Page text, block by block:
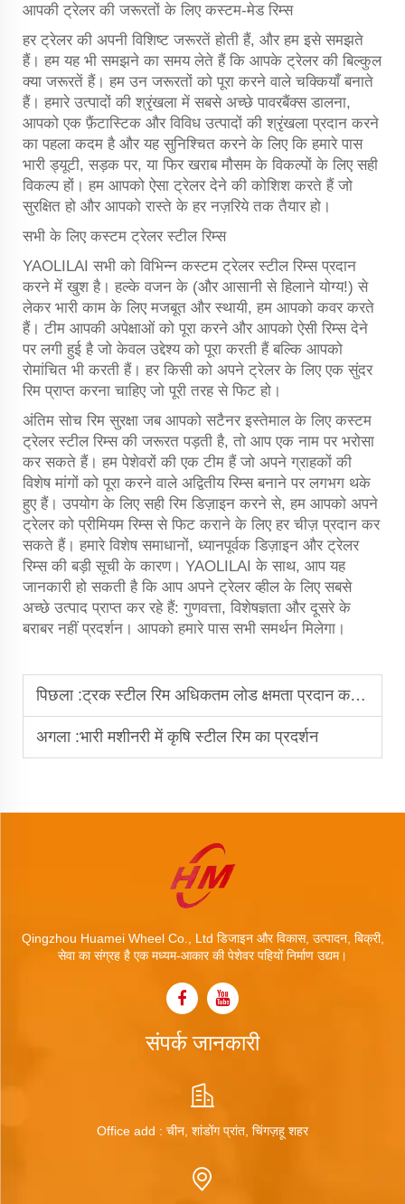
आपकी ट्रेलर की जरूरतों के लिए कस्टम-मेड रिम्स
हर ट्रेलर की अपनी विशिष्ट जरूरतें होती हैं, और हम इसे समझते
हैं। हम यह भी समझने का समय लेते हैं कि आपके ट्रेलर की बिल्कुल
क्या जरूरतें हैं। हम उन जरूरतों को पूरा करने वाले चक्कियाँ बनाते
हैं। हमारे उत्पादों की श्रृंखला में सबसे अच्छे पावरबैंक्स डालना,
आपको एक फ़ैंटास्टिक और विविध उत्पादों की श्रृंखला प्रदान करने
का पहला कदम है और यह सुनिश्चित करने के लिए कि हमारे पास
भारी ड्यूटी, सड़क पर, या फिर खराब मौसम के विकल्पों के लिए सही
विकल्प हों। हम आपको ऐसा ट्रेलर देने की कोशिश करते हैं जो
सुरक्षित हो और आपको रास्ते के हर नज़रिये तक तैयार हो।
सभी के लिए कस्टम ट्रेलर स्टील रिम्स
YAOLILAI सभी को विभिन्न कस्टम ट्रेलर स्टील रिम्स प्रदान
करने में खुश है। हल्के वजन के (और आसानी से हिलाने योग्य!) से
लेकर भारी काम के लिए मजबूत और स्थायी, हम आपको कवर करते
हैं। टीम आपकी अपेक्षाओं को पूरा करने और आपको ऐसी रिम्स देने
पर लगी हुई है जो केवल उद्देश्य को पूरा करती हैं बल्कि आपको
रोमांचित भी करती हैं। हर किसी को अपने ट्रेलर के लिए एक सुंदर
रिम प्राप्त करना चाहिए जो पूरी तरह से फिट हो।
अंतिम सोच रिम सुरक्षा जब आपको सटैनर इस्तेमाल के लिए कस्टम
ट्रेलर स्टील रिम्स की जरूरत पड़ती है, तो आप एक नाम पर भरोसा
कर सकते हैं। हम पेशेवरों की एक टीम हैं जो अपने ग्राहकों की
विशेष मांगों को पूरा करने वाले अद्वितीय रिम्स बनाने पर लगभग थके
हुए हैं। उपयोग के लिए सही रिम डिज़ाइन करने से, हम आपको अपने
ट्रेलर को प्रीमियम रिम्स से फिट कराने के लिए हर चीज़ प्रदान कर
सकते हैं। हमारे विशेष समाधानों, ध्यानपूर्वक डिज़ाइन और ट्रेलर
रिम्स की बड़ी सूची के कारण। YAOLILAI के साथ, आप यह
जानकारी हो सकती है कि आप अपने ट्रेलर व्हील के लिए सबसे
अच्छे उत्पाद प्राप्त कर रहे हैं: गुणवत्ता, विशेषज्ञता और दूसरे के
बराबर नहीं प्रदर्शन। आपको हमारे पास सभी समर्थन मिलेगा।
पिछला :ट्रक स्टील रिम अधिकतम लोड क्षमता प्रदान करते हैं
अगला :भारी मशीनरी में कृषि स्टील रिम का प्रदर्शन
Qingzhou Huamei Wheel Co., Ltd डिजाइन और विकास, उत्पादन, बिक्री,
सेवा का संग्रह है एक मध्यम-आकार की पेशेवर पहियों निर्माण उद्यम।
संपर्क जानकारी
Office add : चीन, शांडोंग प्रांत, चिंगज़हू शहर